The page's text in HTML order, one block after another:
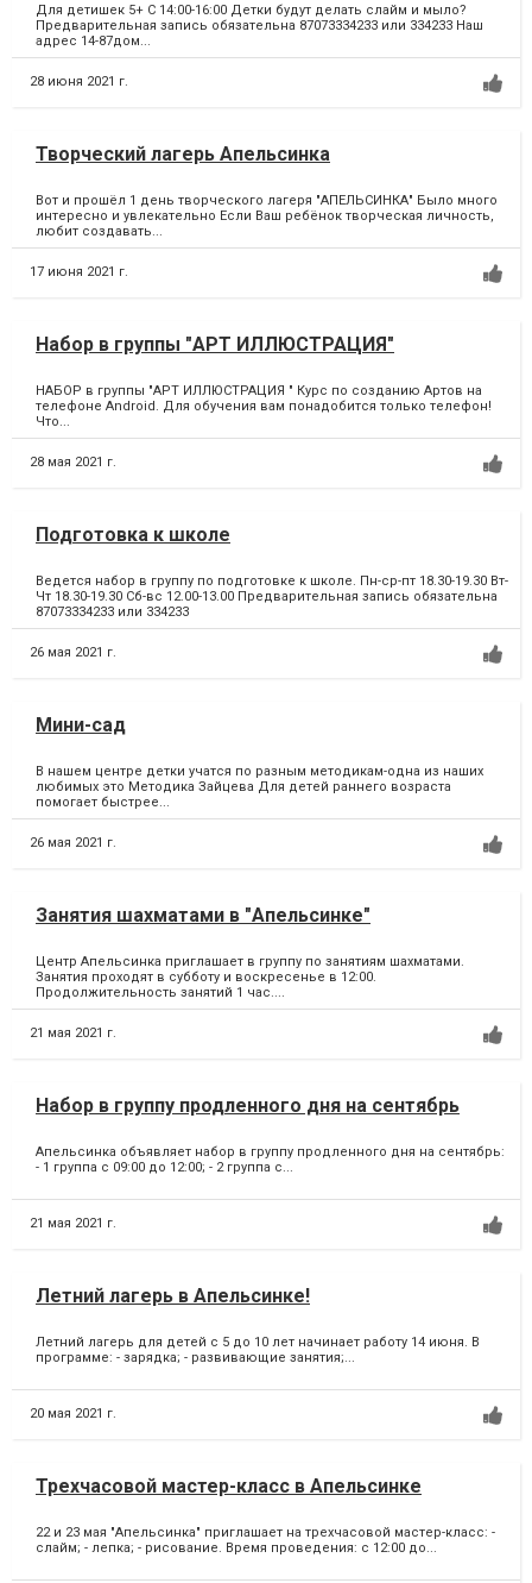
Для детишек 5+ С 14:00-16:00 Детки будут делать слайм и мыло?
Предварительная запись обязательна 87073334233 или 334233 Наш
адрес 14-87дом...
28 июня 2021 г.
Творческий лагерь Апельсинка
Вот и прошёл 1 день творческого лагеря "АПЕЛЬСИНКА" Было много
интересно и увлекательно Если Ваш ребёнок творческая личность,
любит создавать...
17 июня 2021 г.
Набор в группы "АРТ ИЛЛЮСТРАЦИЯ"
НАБОР в группы "АРТ ИЛЛЮСТРАЦИЯ " Курс по созданию Артов на
телефоне Android. Для обучения вам понадобится только телефон!
Что...
28 мая 2021 г.
Подготовка к школе
Ведется набор в группу по подготовке к школе. Пн-ср-пт 18.30-19.30 Вт-
Чт 18.30-19.30 Сб-вс 12.00-13.00 Предварительная запись обязательна
87073334233 или 334233
26 мая 2021 г.
Мини-сад
В нашем центре детки учатся по разным методикам-одна из наших
любимых это Методика Зайцева Для детей раннего возраста
помогает быстрее...
26 мая 2021 г.
Занятия шахматами в "Апельсинке"
Центр Апельсинка приглашает в группу по занятиям шахматами.
Занятия проходят в субботу и воскресенье в 12:00.
Продолжительность занятий 1 час....
21 мая 2021 г.
Набор в группу продленного дня на сентябрь
Апельсинка объявляет набор в группу продленного дня на сентябрь:
- 1 группа с 09:00 до 12:00; - 2 группа c...
21 мая 2021 г.
Летний лагерь в Апельсинке!
Летний лагерь для детей с 5 до 10 лет начинает работу 14 июня. В
программе: - зарядка; - развивающие занятия;...
20 мая 2021 г.
Трехчасовой мастер-класс в Апельсинке
22 и 23 мая "Апельсинка" приглашает на трехчасовой мастер-класс: -
слайм; - лепка; - рисование. Время проведения: с 12:00 до...